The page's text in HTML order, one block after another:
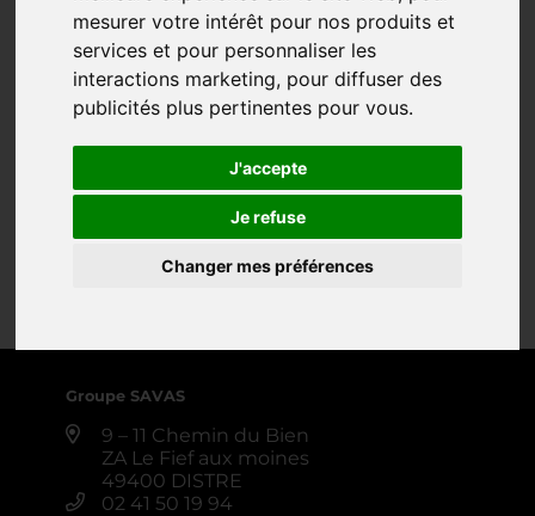
mesurer votre intérêt pour nos produits et
services et pour personnaliser les
interactions marketing, pour diffuser des
publicités plus pertinentes pour vous.
J'accepte
Je refuse
Changer mes préférences
MODÈLE
TYPE D'ANNONCE
PHOTOS
BENNE VENDANGE
Groupe SAVAS
9 – 11 Chemin du Bien
ZA Le Fief aux moines
49400 DISTRE
02 41 50 19 94